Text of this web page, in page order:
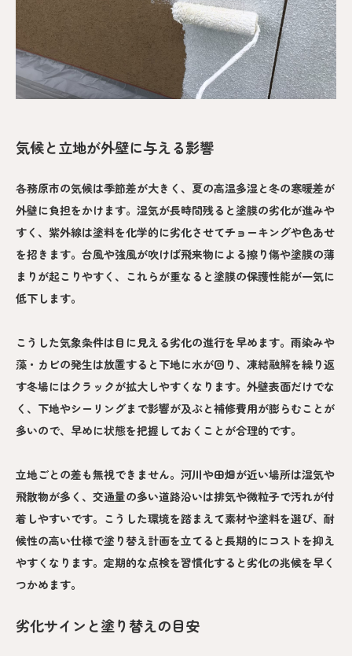
気候と立地が外壁に与える影響
各務原市の気候は季節差が大きく、夏の高温多湿と冬の寒暖差が
外壁に負担をかけます。湿気が長時間残ると塗膜の劣化が進みや
すく、紫外線は塗料を化学的に劣化させてチョーキングや色あせ
を招きます。台風や強風が吹けば飛来物による擦り傷や塗膜の薄
まりが起こりやすく、これらが重なると塗膜の保護性能が一気に
低下します。
こうした気象条件は目に見える劣化の進行を早めます。雨染みや
藻・カビの発生は放置すると下地に水が回り、凍結融解を繰り返
す冬場にはクラックが拡大しやすくなります。外壁表面だけでな
く、下地やシーリングまで影響が及ぶと補修費用が膨らむことが
多いので、早めに状態を把握しておくことが合理的です。
立地ごとの差も無視できません。河川や田畑が近い場所は湿気や
飛散物が多く、交通量の多い道路沿いは排気や微粒子で汚れが付
着しやすいです。こうした環境を踏まえて素材や塗料を選び、耐
候性の高い仕様で塗り替え計画を立てると長期的にコストを抑え
やすくなります。定期的な点検を習慣化すると劣化の兆候を早く
つかめます。
劣化サインと塗り替えの目安